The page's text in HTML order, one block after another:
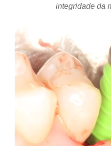
integridade da